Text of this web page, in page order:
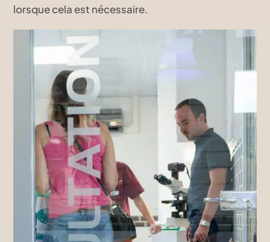
lorsque cela est nécessaire.